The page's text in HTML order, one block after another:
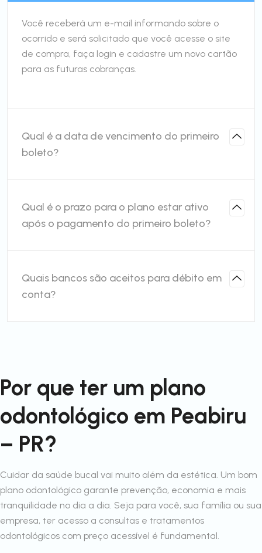
Você receberá um e-mail informando sobre o
ocorrido e será solicitado que você acesse o site
de compra, faça login e cadastre um novo cartão
para as futuras cobranças.
Qual é a data de vencimento do primeiro
boleto?
Qual é o prazo para o plano estar ativo
após o pagamento do primeiro boleto?
Quais bancos são aceitos para débito em
conta?
Por que ter um plano
odontológico em Peabiru
– PR?
Cuidar da saúde bucal vai muito além da estética. Um bom
plano odontológico garante prevenção, economia e mais
tranquilidade no dia a dia. Seja para você, sua família ou sua
empresa, ter acesso a consultas e tratamentos
odontológicos com preço acessível é fundamental.